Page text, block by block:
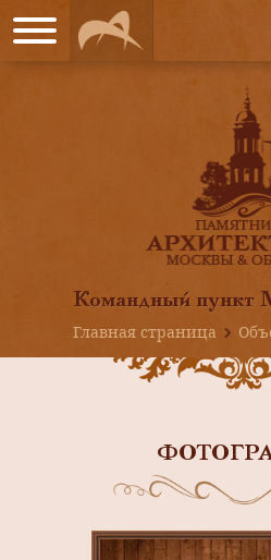
Командный пункт
Главная страница